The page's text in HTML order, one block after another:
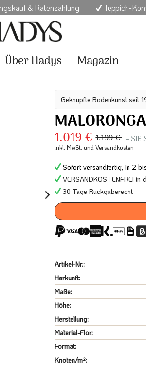
& Ratenzahlung Teppich-
Über Hadys Magazin
Geknüpfte Bodenkunst seit
1.019 € 1.199 € – SIE
inkl. MwSt. und Versandkosten
Sofort versandfertig, In 2
VERSANDKOSTENFREI in
30 Tage Rückgaberecht
Artikel-Nr.:
Herkunft:
Maße:
Höhe:
Herstellung:
Material-Flor:
Format:
Knoten/m²: